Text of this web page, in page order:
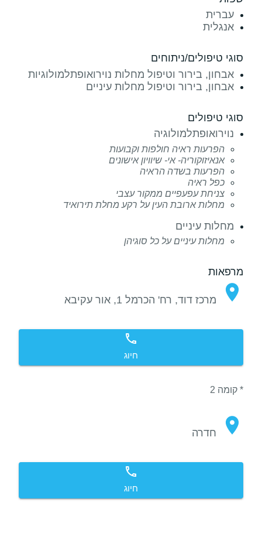
עברית
אנגלית
סוגי טיפולים/ניתוחים
אבחון, בירור וטיפול מחלות נוירואופתלמולוגיות
אבחון, בירור וטיפול מחלות עיניים
סוגי טיפולים
נוירואופתלמולוגיה
הפרעות ראיה חולפות וקבועות
אנאיזוקוריה- אי- שיוויון אישונים
הפרעות בשדה הראיה
כפל ראיה
צניחת עפעפיים ממקור עצבי
מחלות ארובת העין על רקע מחלת תירואיד
מחלות עיניים
מחלות עיניים על כל סוגיהן
מרפאות
מרכז דוד, רח' הכרמל 1, אור עקיבא
חיוג
* קומה 2
חדרה
חיוג